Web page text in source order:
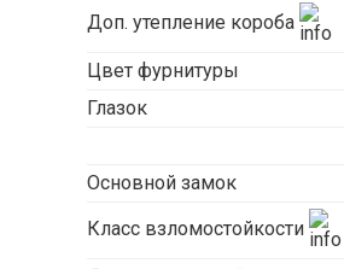
Доп. утепление короба
Цвет фурнитуры
Глазок
Основной замок
Класс взломостойкости